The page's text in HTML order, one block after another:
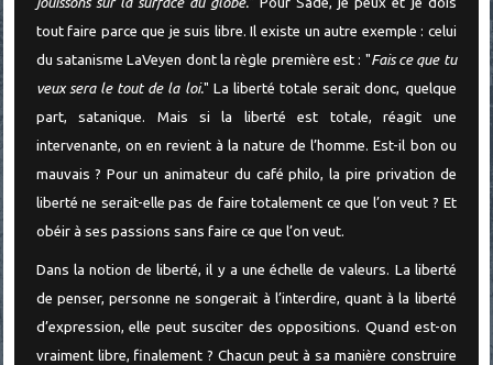
tout faire parce que je suis libre. Il existe un autre exemple : celui
du satanisme LaVeyen dont la règle première est : "Fais ce que tu
veux sera le tout de la loi." La liberté totale serait donc, quelque
part, satanique. Mais si la liberté est totale, réagit une
intervenante, on en revient à la nature de l’homme. Est-il bon ou
mauvais ? Pour un animateur du café philo, la pire privation de
liberté ne serait-elle pas de faire totalement ce que l’on veut ? Et
obéir à ses passions sans faire ce que l’on veut.
Dans la notion de liberté, il y a une échelle de valeurs. La liberté
de penser, personne ne songerait à l’interdire, quant à la liberté
d’expression, elle peut susciter des oppositions. Quand est-on
vraiment libre, finalement ? Chacun peut à sa manière construire